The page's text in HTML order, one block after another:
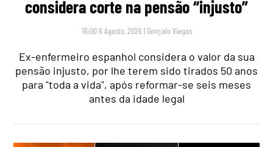
considera corte na pensão “injusto”
16:00 6 Agosto, 2026 | Gonçalo Viegas
Ex-enfermeiro espanhol considera o valor da sua
pensão injusto, por lhe terem sido tirados 50 anos
para "toda a vida", após reformar-se seis meses
antes da idade legal